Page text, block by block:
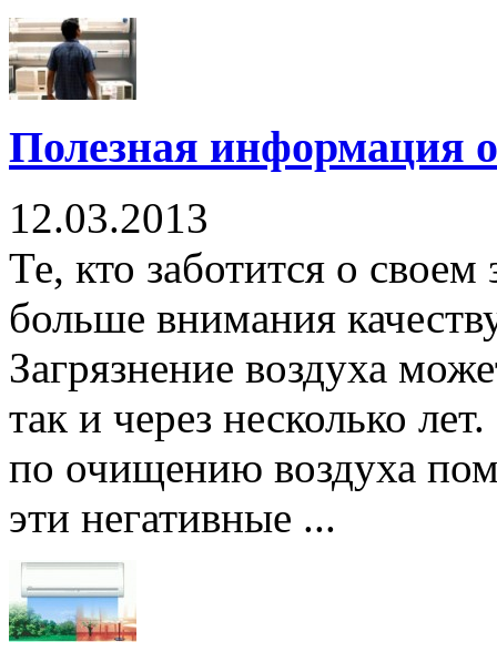
Полезная информация
12.03.2013
Те, кто заботится о
больше внимания
Загрязнение воздуха
так и через несколько
по очищению воздуха
эти негативные ...